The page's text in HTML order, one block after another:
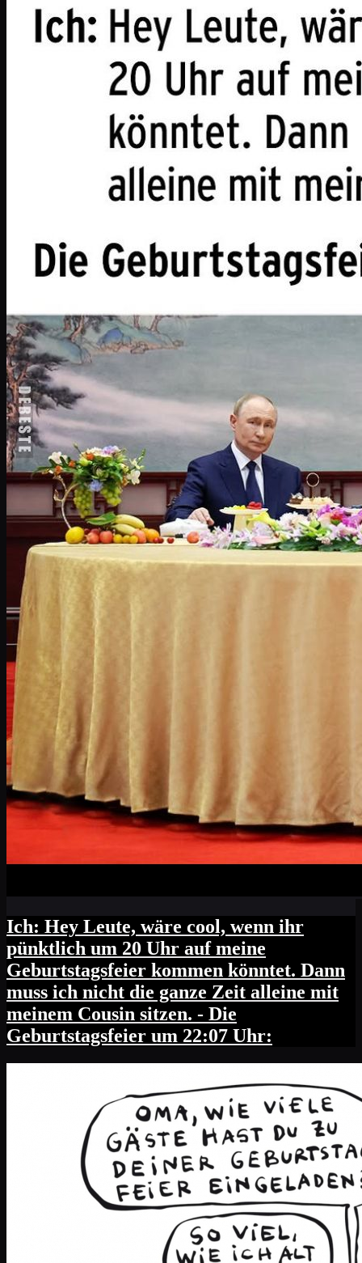
Ich: Hey Leute, wäre cool, wenn ihr
pünktlich um 20 Uhr auf meine
Geburtstagsfeier kommen könntet. Dann
muss ich nicht die ganze Zeit alleine mit
meinem Cousin sitzen. - Die
Geburtstagsfeier um 22:07 Uhr: